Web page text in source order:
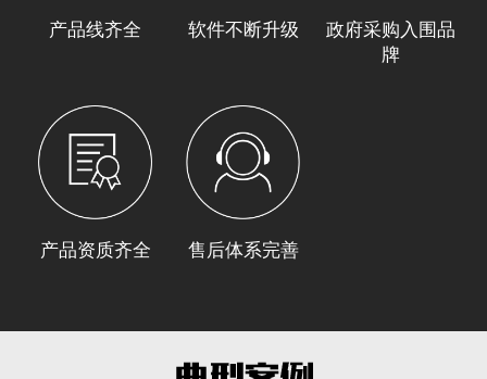
产品线齐全 软件不断升级
政府采购入围品
牌
产品资质齐全 售后体系完善